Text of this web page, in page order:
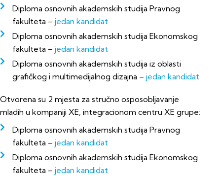
Diploma osnovnih akademskih studija Pravnog
fakulteta – jedan kandidat
Diploma osnovnih akademskih studija Ekonomskog
fakulteta – jedan kandidat
Diploma osnovnih akademskih studija iz oblasti
grafičkog i multimedijalnog dizajna – jedan kandidat
Otvorena su 2 mjesta za stručno osposobljavanje
mladih u kompaniji XE, integracionom centru XE grupe:
Diploma osnovnih akademskih studija Pravnog
fakulteta – jedan kandidat
Diploma osnovnih akademskih studija Ekonomskog
fakulteta – jedan kandidat